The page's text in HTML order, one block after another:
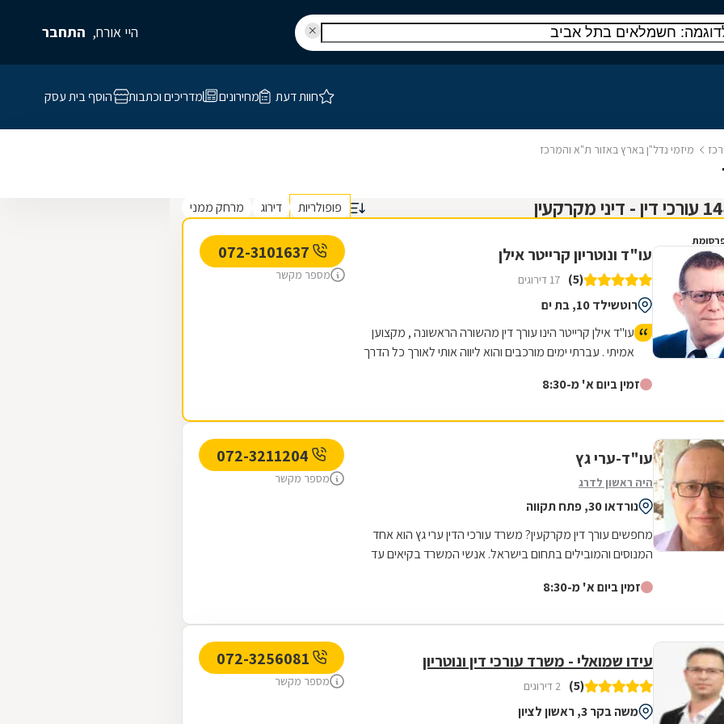
היי אורח, התחבר
חוות דעת מחירונים מדריכים וכתבות הוסף בית עסק
מיזמי נדל"ן בארץ באזור ת"א והמרכז
פופולריות דירוג מרחק ממני
עו"ד ונוטריון קרייטר אילן
(5) 17 דירוגים
רוטשילד 10, בת ים
עו"ד אילן קרייטר הינו עורך דין מהשורה הראשונה , מקצוען
אמיתי . עברתי ימים מורכבים והוא ליווה אותי לאורך כל הדרך
תמיד גם בשעות לא שיגרתיות ואפילו בשבת . כל עצה שלו
רבות של עיסוק בתחום כל כך חשוב ולכל כך הרבה אנשים .
זמין ביום א' מ-8:30
מספר מקשר
עו"ד-ערי גץ
היה ראשון לדרג
נורדאו 30, פתח תקווה
מחפשים עורך דין מקרקעין? משרד עורכי הדין ערי גץ הוא אחד
המנוסים והמובילים בתחום בישראל. אנשי המשרד בקיאים עד
זמין ביום א' מ-8:30
מספר מקשר
עידו שמואלי - משרד עורכי דין ונוטריון
(5) 2 דירוגים
משה בקר 3, ראשון לציון
מספר מקשר